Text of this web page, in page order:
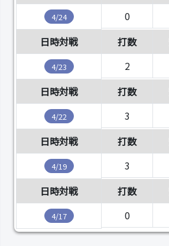
4/24 0
日時対戦
打数
4/23 2
日時対戦
打数
4/22 3
日時対戦
打数
4/19 3
日時対戦
打数
4/17 0